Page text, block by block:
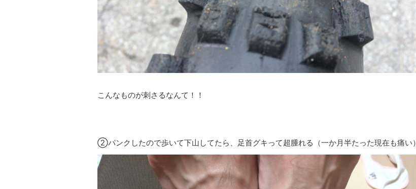
こんなものが刺さるなんて！！
②パンクしたので歩いて下山してたら、足首グキって超腫れる（一か月半たった現在も痛い）